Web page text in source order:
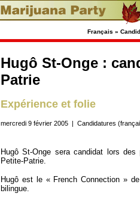
Français »
Hugô St-Onge :
Patrie
Expérience et folie
mercredi 9 février 2005 | Candidatures
Hugô St-Onge sera candidat lors
Petite-Patrie.
Hugô est le « French Connection »
bilingue.